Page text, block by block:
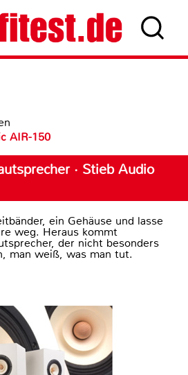
AIR-150
· Stieb Audio
ein Gehäuse und lasse
weg. Heraus kommt
der nicht besonders
man weiß, was man tut.